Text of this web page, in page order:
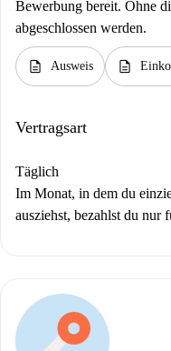
Bewerbung bereit. Ohne
abgeschlossen werden.
description Ausweis description
Vertragsart
Täglich
Im Monat, in dem du
ausziehst, bezahlst du nur